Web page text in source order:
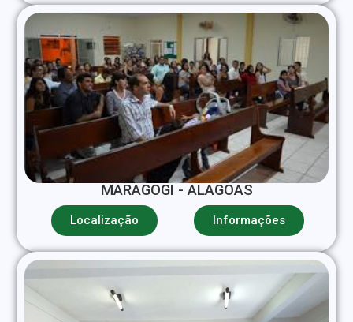
MARAGOGI - ALAGOAS
Localização Informações